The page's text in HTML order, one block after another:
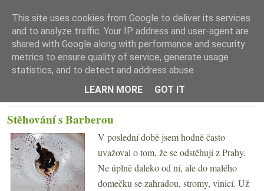
☰ Menu
Stěhování s Barberou
V poslední době jsem hodně často
uvažoval o tom, že se odstěhuji z Prahy.
Ne úplně daleko od ní, ale do malého
domečku se zahradou, stromy, vinicí. Už
This site uses cookies from Google to deliver its services
and to analyze traffic. Your IP address and user-agent are
shared with Google along with performance and security
metrics to ensure quality of service, generate usage
statistics, and to detect and address abuse.
LEARN MORE
GOT IT